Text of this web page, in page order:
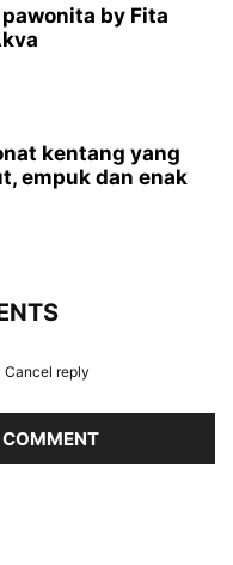
by Fita
kentang yang
empuk dan enak
Cancel reply
COMMENT